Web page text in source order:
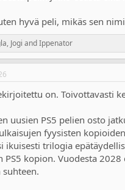
hyvä peli, mikäs sen
, Jogi andIppenator
on. Toivottavasti
uusien PS5 pelien osto
fyysisten
ikuisesti trilogia
PS5 kopion. Vuodesta
suhteen.